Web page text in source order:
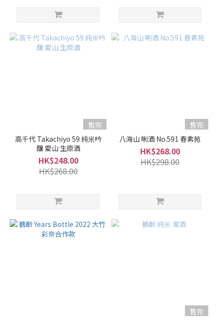
售完
高千代 Takachiyo 59 純米吟
釀 愛山 生原酒
HK$248.00
HK$268.00
售完
八海山 唎酒 No.591 春紫苑
HK$268.00
HK$298.00
售完